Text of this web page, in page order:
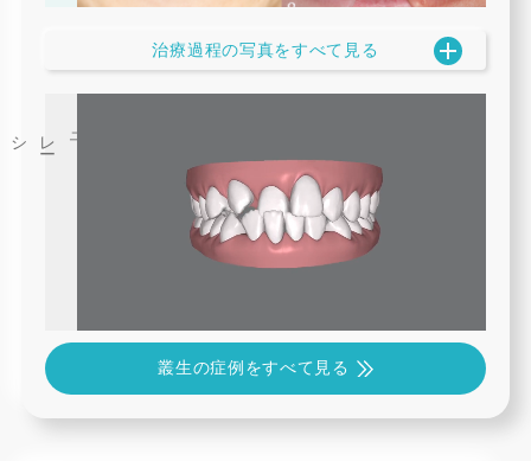
治療過程の写真をすべて見る
叢生の症例をすべて見る